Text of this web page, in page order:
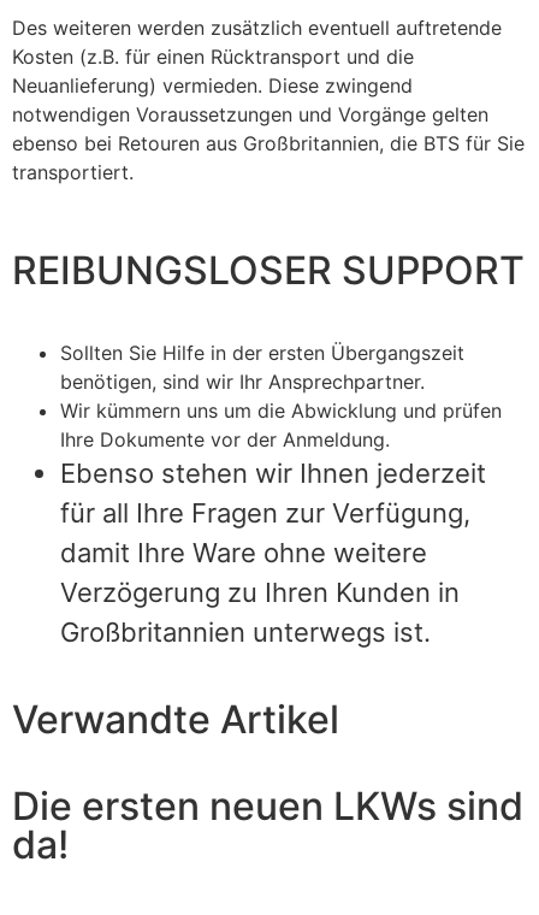
Des weiteren werden zusätzlich eventuell auftretende
Kosten (z.B. für einen Rücktransport und die
Neuanlieferung) vermieden. Diese zwingend
notwendigen Voraussetzungen und Vorgänge gelten
ebenso bei Retouren aus Großbritannien, die BTS für Sie
transportiert.
REIBUNGSLOSER SUPPORT
Sollten Sie Hilfe in der ersten Übergangszeit
benötigen, sind wir Ihr Ansprechpartner.
Wir kümmern uns um die Abwicklung und prüfen
Ihre Dokumente vor der Anmeldung.
Ebenso stehen wir Ihnen jederzeit
für all Ihre Fragen zur Verfügung,
damit Ihre Ware ohne weitere
Verzögerung zu Ihren Kunden in
Großbritannien unterwegs ist.
Verwandte Artikel
Die ersten neuen LKWs sind
da!